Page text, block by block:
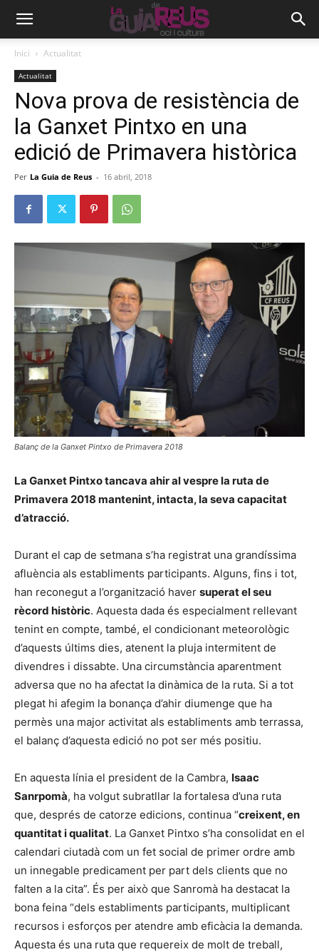
Inici Actualitat
Actualitat
Nova prova de resistència de
la Ganxet Pintxo en una
edició de Primavera històrica
Per La Guia de Reus - 16 abril, 2018
Balanç de la Ganxet Pintxo de Primavera 2018
La Ganxet Pintxo tancava ahir al vespre la ruta de
Primavera 2018 mantenint, intacta, la seva capacitat
d’atracció.
Durant el cap de setmana s’ha registrat una grandíssima
afluència als establiments participants. Alguns, fins i tot,
han reconegut a l’organització haver superat el seu
rècord històric. Aquesta dada és especialment rellevant
tenint en compte, també, el condicionant meteorològic
d’aquests últims dies, atenent la pluja intermitent de
divendres i dissabte. Una circumstància aparentment
adversa que no ha afectat la dinàmica de la ruta. Si a tot
plegat hi afegim la bonança d’ahir diumenge que ha
permès una major activitat als establiments amb terrassa,
el balanç d’aquesta edició no pot ser més positiu.
En aquesta línia el president de la Cambra, Isaac
Sanrpomà, ha volgut subratllar la fortalesa d’una ruta
que, després de catorze edicions, continua “creixent, en
quantitat i qualitat. La Ganxet Pintxo s’ha consolidat en el
calendari ciutadà com un fet social de primer ordre amb
un innegable predicament per part dels clients que no
falten a la cita”. És per això que Sanromà ha destacat la
bona feina “dels establiments participants, multiplicant
recursos i esforços per atendre amb eficàcia la demanda.
Aquesta és una ruta que requereix de molt de treball,